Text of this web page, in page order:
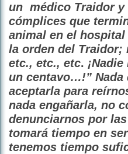
un médico Traidor y
cómplices que
animal en el hospital
la orden del Traidor;
etc., etc., etc.
un centavo…!” Nada
aceptarla para
nada engañarla, no
denunciarnos por
tomará tiempo en
tenemos tiempo